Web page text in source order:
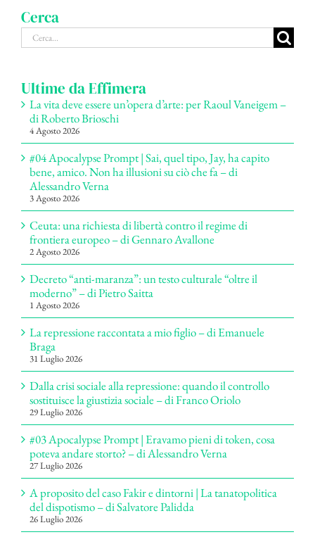
Cerca
Cerca
per:
Ultime da Effimera
La vita deve essere un’opera d’arte: per Raoul Vaneigem –
di Roberto Brioschi
4 Agosto 2026
#04 Apocalypse Prompt | Sai, quel tipo, Jay, ha capito
bene, amico. Non ha illusioni su ciò che fa – di
Alessandro Verna
3 Agosto 2026
Ceuta: una richiesta di libertà contro il regime di
frontiera europeo – di Gennaro Avallone
2 Agosto 2026
Decreto “anti-maranza”: un testo culturale “oltre il
moderno” – di Pietro Saitta
1 Agosto 2026
La repressione raccontata a mio figlio – di Emanuele
Braga
31 Luglio 2026
Dalla crisi sociale alla repressione: quando il controllo
sostituisce la giustizia sociale – di Franco Oriolo
29 Luglio 2026
#03 Apocalypse Prompt | Eravamo pieni di token, cosa
poteva andare storto? – di Alessandro Verna
27 Luglio 2026
A proposito del caso Fakir e dintorni | La tanatopolitica
del dispotismo – di Salvatore Palidda
26 Luglio 2026